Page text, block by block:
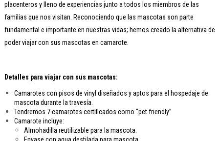
placenteros y lleno de experiencias junto a todos los miembros de las
familias que nos visitan. Reconociendo que las mascotas son parte
fundamental e importante en nuestras vidas; hemos creado la alternativa de
poder viajar con sus mascotas en camarote.
Detalles para viajar con sus mascotas:
Camarotes con pisos de vinyl diseñados y aptos para el hospedaje de
mascota durante la travesía.
Tendremos 7 camarotes certificados como “pet friendly”
Camarote incluye:
Almohadilla reutilizable para la mascota.